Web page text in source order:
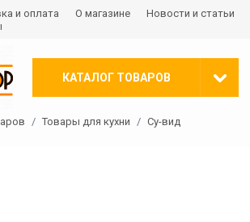
и оплата О магазине Новости и статьи
КАТАЛОГ ТОВАРОВ
Товары для кухни Су-вид